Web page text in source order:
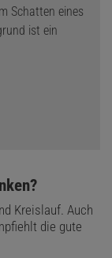
Kreislauf. Auch
die gute